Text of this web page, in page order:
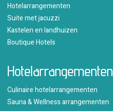
Hotelarrangementen
Suite met jacuzzi
Kastelen en landhuizen
Boutique Hotels
Hotelarrangementen
Culinaire hotelarrangementen
Sauna & Wellness arrangementen